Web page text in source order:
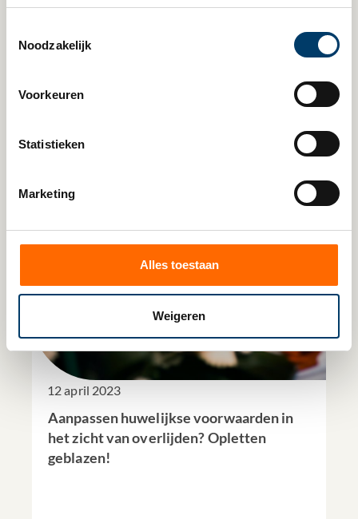
Noodzakelijk
Voorkeuren
Statistieken
Marketing
Alles toestaan
Weigeren
12 april 2023
Aanpassen huwelijkse voorwaarden in
het zicht van overlijden? Opletten
geblazen!